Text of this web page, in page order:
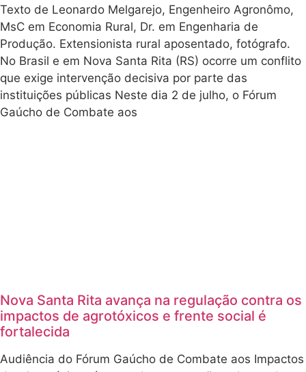
Texto de Leonardo Melgarejo, Engenheiro Agronômo,
MsC em Economia Rural, Dr. em Engenharia de
Produção. Extensionista rural aposentado, fotógrafo.
No Brasil e em Nova Santa Rita (RS) ocorre um conflito
que exige intervenção decisiva por parte das
instituições públicas Neste dia 2 de julho, o Fórum
Gaúcho de Combate aos
Nova Santa Rita avança na regulação contra os
impactos de agrotóxicos e frente social é
fortalecida
Audiência do Fórum Gaúcho de Combate aos Impactos